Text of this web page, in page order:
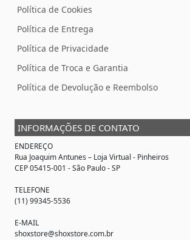
Política de Cookies
Política de Entrega
Política de Privacidade
Política de Troca e Garantia
Política de Devolução e Reembolso
INFORMAÇÕES DE CONTATO
ENDEREÇO
Rua Joaquim Antunes – Loja Virtual - Pinheiros
CEP 05415-001 - São Paulo - SP
TELEFONE
(11) 99345-5536
E-MAIL
shoxstore@shoxstore.com.br